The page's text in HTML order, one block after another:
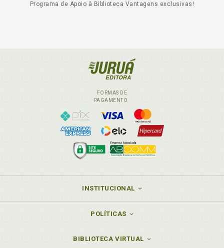
Programa de Apoio à Biblioteca Vantagens exclusivas!
FORMAS DE
PAGAMENTO
INSTITUCIONAL
POLÍTICAS
BIBLIOTECA VIRTUAL